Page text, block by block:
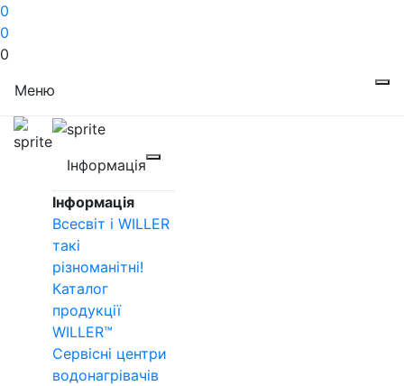
0
0
0
Меню
Інформація
Інформація
Всесвіт і WILLER
такі
різноманітні!
Каталог
продукції
WILLER™
Сервісні центри
водонагрівачів